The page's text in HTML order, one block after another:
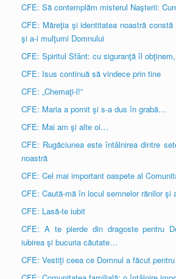
CFE: Să contemplăm misterul Naşterii:
CFE: Măreţia şi identitatea noastră
şi a-i mulţumi Domnului
CFE: Spiritul Sfânt: cu siguranţă îl
CFE: Isus continuă să vindece prin tine
CFE: „Chemaţi-l!”
CFE: Maria a pornit şi s-a dus în grabă…
CFE: Mai am şi alte oi…
CFE: Rugăciunea este întâlnirea dintre
noastră
CFE: Cel mai important oaspete al
CFE: Caută-mă în locul semnelor rănilor şi
CFE: Lasă-te iubit
CFE: A te pierde din dragoste pentru
iubirea şi bucuria căutate…
CFE: Vestiţi ceea ce Domnul a făcut